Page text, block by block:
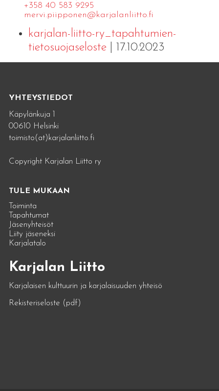
+358 40 583 9295
mervi.​piipponen@​kar​jala​nlii​tto.​fi
karjalan-liitto-ry_tapahtumien-
tietosuojaseloste| 17.10.2023
YHTEYSTIEDOT
Käpylänkuja 1
00610 Helsinki
toimisto(at)karjalanliitto.fi
Copyright Karjalan Liitto ry
TULE MUKAAN
Toiminta
Tapahtumat
Jäsenyhteisöt
Liity jäseneksi
Karjalatalo
Karjalan Liitto
Karjalaisen kulttuurin ja karjalaisuuden yhteisö
Rekisteriseloste (pdf)